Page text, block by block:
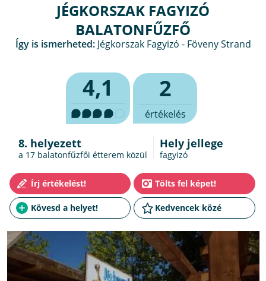
JÉGKORSZAK FAGYIZÓ
BALATONFŰZFŐ
Így is ismerheted: Jégkorszak Fagyizó - Föveny Strand
4,1 2
értékelés
8. helyezett
a 17 balatonfűzfői étterem közül
Hely jellege
fagyizó